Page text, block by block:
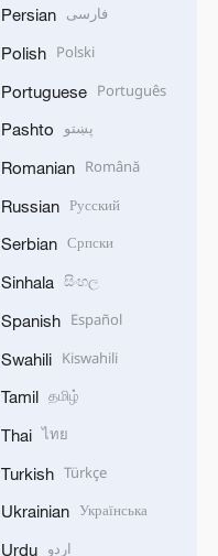
Persian فارسی
Polish Polski
Portuguese Português
Pashto پښتو
Romanian Română
Russian Русский
Serbian Српски
Sinhala සිංහල
Spanish Español
Swahili Kiswahili
Tamil தமிழ்
Thai ไทย
Turkish Türkçe
Ukrainian Українська
Urdu اردو